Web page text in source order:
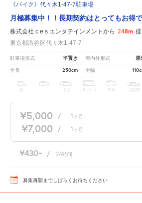
《バイク》代々木1-47-7駐車場
月極募集中！！長期契約はとってもお得
株式会社 c e s エンタテインメントから 248m
東京都渋谷区代々木1-47-7
駐車場形式 平置き 屋内外形式 屋
全長 250cm 全幅
軽 中型 ボックス SUV 大型車
¥5,000 / 1 ヶ月
¥7,000 / 1 ヶ月
¥430 / 24時間
募集再開までしばらくお待ちください